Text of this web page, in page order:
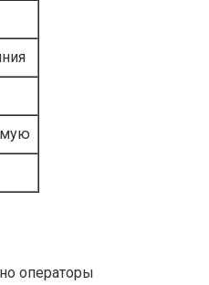
операторы